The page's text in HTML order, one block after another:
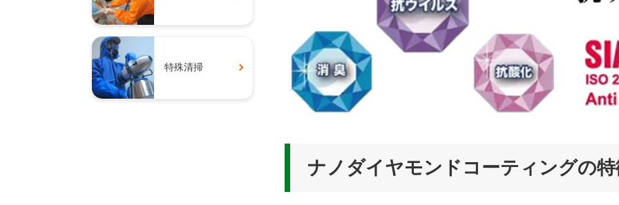
ナノダイヤモンドコーティングの特
特殊清掃